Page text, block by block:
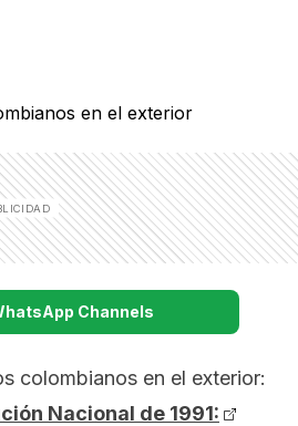
Channels
colombianos en el exterior:
Nacional de 1991: